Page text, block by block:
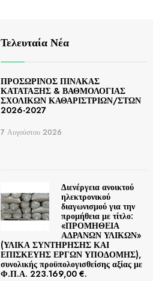
Τελευταία Νέα
ΠΡΟΣΩΡΙΝΟΣ ΠΙΝΑΚΑΣ
ΚΑΤΑΤΑΞΗΣ & ΒΑΘΜΟΛΟΓΙΑΣ
ΣΧΟΛΙΚΩΝ ΚΑΘΑΡΙΣΤΡΙΩΝ/ΣΤΩΝ
2026-2027
7 Αυγούστου 2026
Διενέργεια ανοικτού
ηλεκτρονικού
διαγωνισμού για την
προμήθεια με τίτλο:
«ΠΡΟΜΗΘΕΙΑ
ΑΔΡΑΝΩΝ ΥΛΙΚΩΝ»
(ΥΛΙΚΑ ΣΥΝΤΗΡΗΣΗΣ ΚΑΙ
ΕΠΙΣΚΕΥΗΣ ΕΡΓΩΝ ΥΠΟΔΟΜΗΣ),
συνολικής προϋπολογισθείσης αξίας με
Φ.Π.Α. 223.169,00 €.